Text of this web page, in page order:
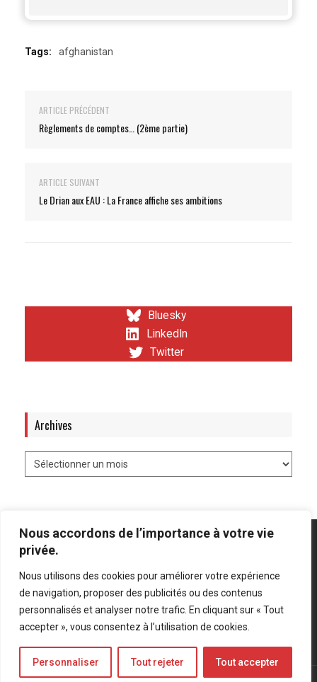
Nous accordons de l’importance à votre vie
privée.
Nous utilisons des cookies pour améliorer votre expérience
de navigation, proposer des publicités ou des contenus
personnalisés et analyser notre trafic. En cliquant sur « Tout
accepter », vous consentez à l’utilisation de cookies.
Personnaliser Tout rejeter Tout accepter
Tags: afghanistan
ARTICLE PRÉCÉDENT
Règlements de comptes… (2ème partie)
ARTICLE SUIVANT
Le Drian aux EAU : La France affiche ses ambitions
Bluesky
LinkedIn
Twitter
Archives
Mentions légales Politique de confidentialité
Bluesky
LinkedIn
Twitter
© Forces Operations Blog - 2022